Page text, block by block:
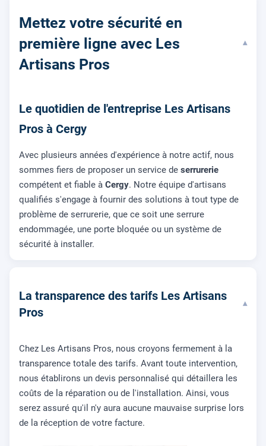
Mettez votre sécurité en
première ligne avec Les
Artisans Pros
▾
Le quotidien de l'entreprise Les Artisans
Pros à Cergy
Avec plusieurs années d'expérience à notre actif, nous
sommes fiers de proposer un service de serrurerie
compétent et fiable à Cergy. Notre équipe d'artisans
qualifiés s'engage à fournir des solutions à tout type de
problème de serrurerie, que ce soit une serrure
endommagée, une porte bloquée ou un système de
sécurité à installer.
La transparence des tarifs Les Artisans
Pros
▾
Chez Les Artisans Pros, nous croyons fermement à la
transparence totale des tarifs. Avant toute intervention,
nous établirons un devis personnalisé qui détaillera les
coûts de la réparation ou de l'installation. Ainsi, vous
serez assuré qu'il n'y aura aucune mauvaise surprise lors
de la réception de votre facture.